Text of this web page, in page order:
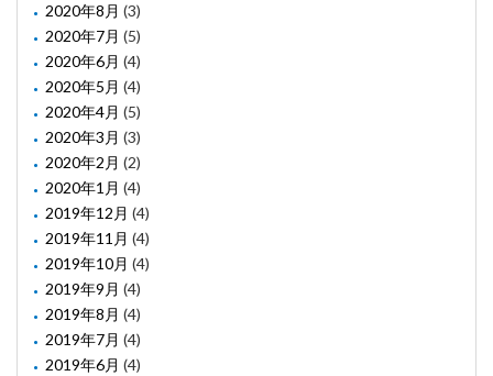
2020年8月 (3)
2020年7月 (5)
2020年6月 (4)
2020年5月 (4)
2020年4月 (5)
2020年3月 (3)
2020年2月 (2)
2020年1月 (4)
2019年12月 (4)
2019年11月 (4)
2019年10月 (4)
2019年9月 (4)
2019年8月 (4)
2019年7月 (4)
2019年6月 (4)